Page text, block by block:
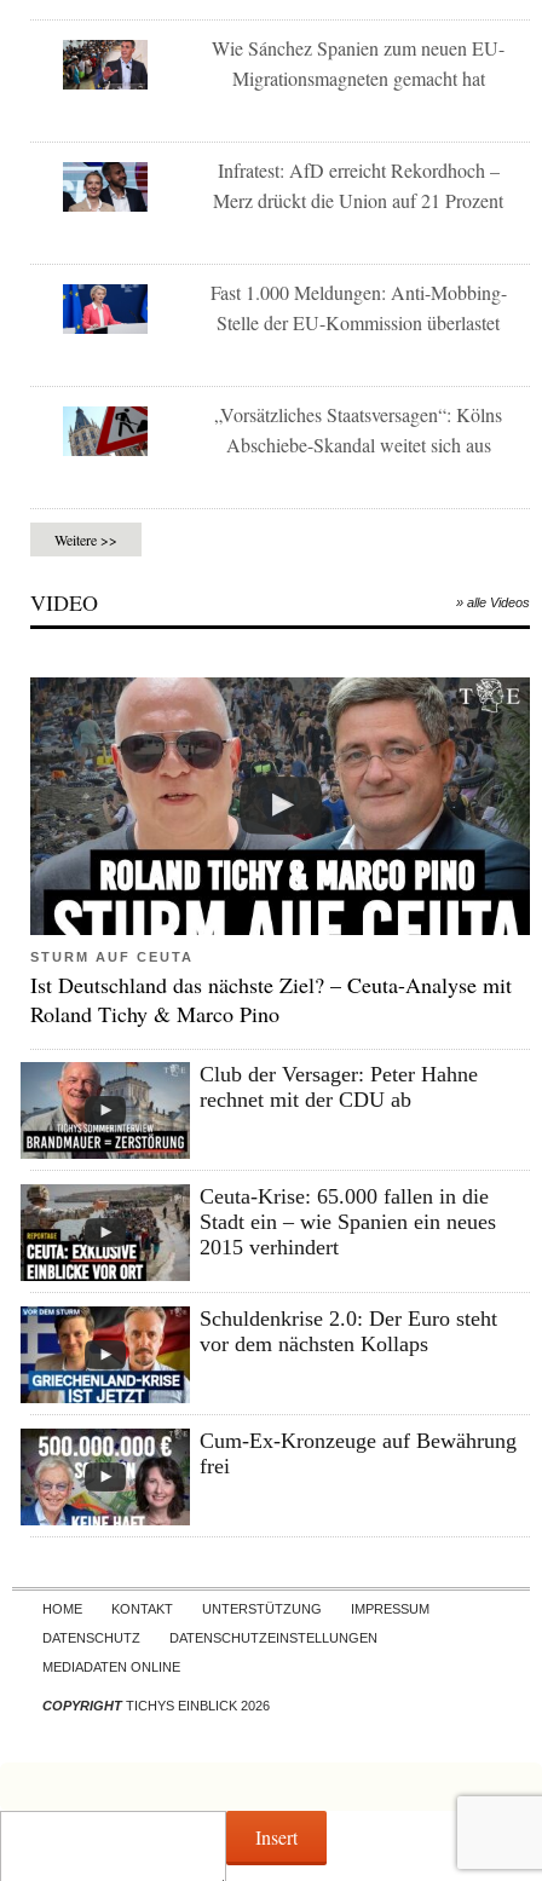
Wie Sánchez Spanien zum neuen EU-
Migrationsmagneten gemacht hat
Infratest: AfD erreicht Rekordhoch –
Merz drückt die Union auf 21 Prozent
Fast 1.000 Meldungen: Anti-Mobbing-
Stelle der EU-Kommission überlastet
„Vorsätzliches Staatsversagen“: Kölns
Abschiebe-Skandal weitet sich aus
Weitere >>
VIDEO » alle Videos
STURM AUF CEUTA
Ist Deutschland das nächste Ziel? – Ceuta-Analyse mit
Roland Tichy & Marco Pino
Club der Versager: Peter Hahne
rechnet mit der CDU ab
Ceuta-Krise: 65.000 fallen in die
Stadt ein – wie Spanien ein neues
2015 verhindert
Schuldenkrise 2.0: Der Euro steht
vor dem nächsten Kollaps
Cum-Ex-Kronzeuge auf Bewährung
frei
Skip to content
HOME KONTAKT UNTERSTÜTZUNG
IMPRESSUM
DATENSCHUTZ
DATENSCHUTZEINSTELLUNGEN
MEDIADATEN ONLINE
COPYRIGHTTICHYS EINBLICK 2026
Insert